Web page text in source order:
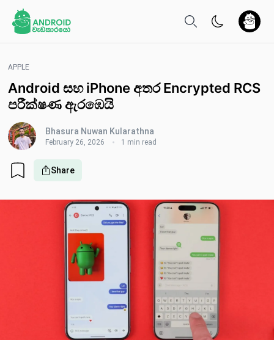
APPLE
Android සහ iPhone අතර Encrypted RCS
පරීක්ෂණ ඇරඹෙයි
Bhasura Nuwan Kularathna
February 26, 2026 1 min read
Share